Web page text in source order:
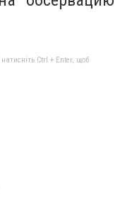
Ctrl + Enter, щоб